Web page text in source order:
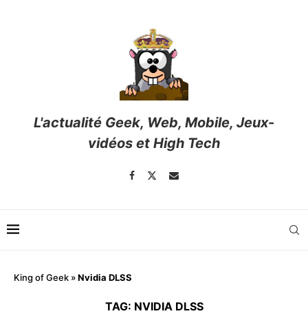
L'actualité Geek, Web, Mobile, Jeux-
vidéos et High Tech
King of Geek »Nvidia DLSS
TAG: NVIDIA DLSS